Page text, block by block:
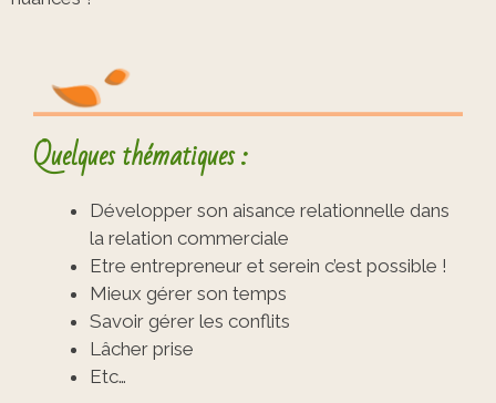
Quelques thématiques :
Développer son aisance relationnelle dans
la relation commerciale
Etre entrepreneur et serein c’est possible !
Mieux gérer son temps
Savoir gérer les conflits
Lâcher prise
Etc…